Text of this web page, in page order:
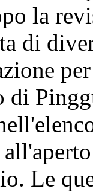
la
di
di
Le